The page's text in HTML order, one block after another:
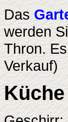
Das
werden
Thron.
Verkauf)
Küche